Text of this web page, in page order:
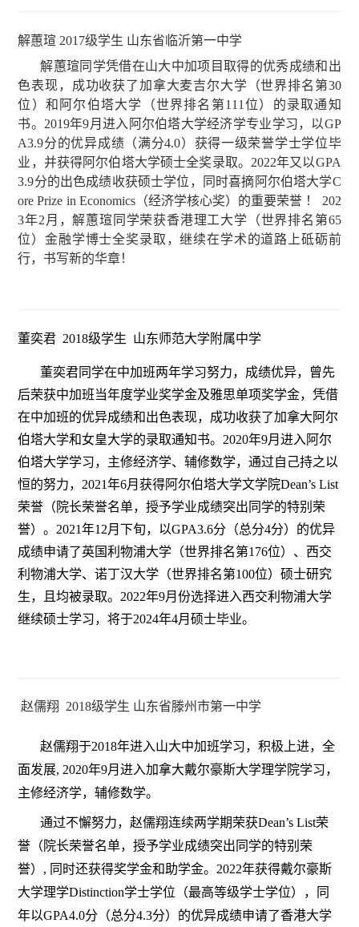
解蕙瑄 2017级学生 山东省临沂第一中学
解蕙瑄同学凭借在山大中加项目取得的优秀成绩和出
色表现，成功收获了加拿大麦吉尔大学（世界排名第30
位）和阿尔伯塔大学（世界排名第111位）的录取通知
书。 2019年9月进入阿尔伯塔大学经济学专业学习，以GP
A3.9分的优异成绩（满分4.0）获得一级荣誉学士学位毕
业，并获得阿尔伯塔大学硕士全奖录取。 2022年又以GPA
3.9分的出色成绩收获硕士学位，同时喜摘阿尔伯塔大学C
ore Prize in Economics（经济学核心奖）的重要荣誉 ！
202
3年2 月，解蕙瑄同学荣获香港理工大学（世界排名第65
位）金融学博士全奖录取，继续在学术的道路上砥砺前
行，书写新的华章！
董奕君 2018级学生 山东师范大学附属中学
董奕君同学在中加班两年学习努力，成绩优异，曾先
后荣获中加班当年度学业奖学金及雅思单项奖学金，凭借
在中加班的优异成绩和出色表现，成功收获了加拿大阿尔
伯塔大学和女皇大学的录取通知书。2020年9月进入阿尔
伯塔大学学习，主修经济学、辅修数学，通过自己持之以
恒的努力，2021年6月获得阿尔伯塔大学文学院Dean’s List
荣誉（院长荣誉名单，授予学业成绩突出同学的特别荣
誉）。2021年12月下旬，以GPA3.6分（总分4分）的优异
成绩申请了英国利物浦大学（世界排名第176位）、西交
利物浦大学、诺丁汉大学（世界排名第100位）硕士研究
生，且均被录取。2022年9月份选择进入西交利物浦大学
继续硕士学习，将于2024年4月硕士毕业。
赵儒翔 2018级学生 山东省滕州市第一中学
赵儒翔于2018年进入山大中加班学习，积极上进，全
面发展, 2020年9月进入加拿大戴尔豪斯大学理学院学习，
主修经济学，辅修数学。
通过不懈努力，赵儒翔连续两学期荣获Dean’s List荣
誉（院长荣誉名单，授予学业成绩突出同学的特别荣
誉）, 同时还获得奖学金和助学金。2022年获得戴尔豪斯
大学理学Distinction学士学位（最高等级学士学位），同
年以GPA4.0分（总分4.3分）的优异成绩申请了香港大学